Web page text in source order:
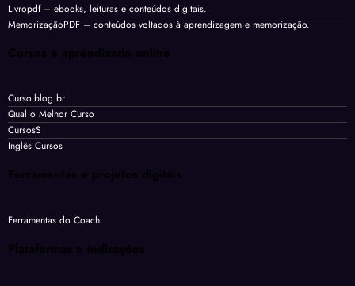
Livropdf– ebooks, leituras e conteúdos digitais.
MemorizaçãoPDF – conteúdos voltados à aprendizagem e memorização.
Cursos e aprendizado online
Curso.blog.br
Qual o Melhor Curso
CursosS
Inglês Cursos
Ferramentas e projetos digitais
Ferramentas do Coach
Plataformas e indicações